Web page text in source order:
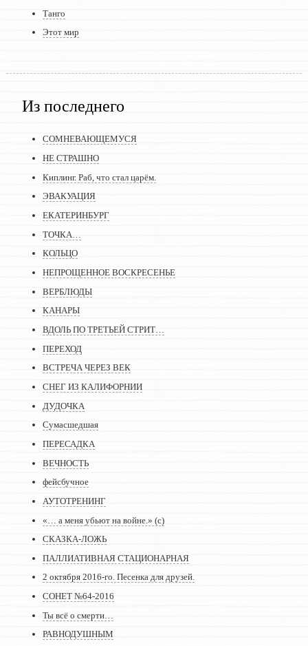
Танго
Этот мир
Из последнего
СОМНЕВАЮЩЕМУСЯ
НЕ СТРАШНО
Киплинг. Раб, что стал царём.
ЭВАКУАЦИЯ
ЕКАТЕРИНБУРГ
ТОЧКА…
КОЛЬЦО
НЕПРОЩЕННОЕ ВОСКРЕСЕНЬЕ
ВЕРБЛЮДЫ
КАНАРЫ
ВДОЛЬ ПО ТРЕТЬЕЙ СТРИТ…
ПЕРЕХОД
ВСТРЕЧА ЧЕРЕЗ ВЕК
СНЕГ ИЗ КАЛИФОРНИИ
ДУДОЧКА
Сумасшедшая
ПЕРЕСАДКА
ВЕЧНОСТЬ
фейсбучное
АУТОТРЕНИНГ
«… а меня убьют на войне.» (с)
СКАЗКА-ЛОЖЬ
ПАЛЛИАТИВНАЯ СТАЦИОНАРНАЯ
2 октября 2016-го. Песенка для друзей.
СОНЕТ №64-2016
Ты всё о смерти…
РАВНОДУШНЫМ